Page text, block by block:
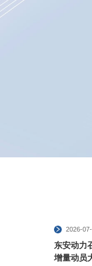
2026-
东安动力
增量动员